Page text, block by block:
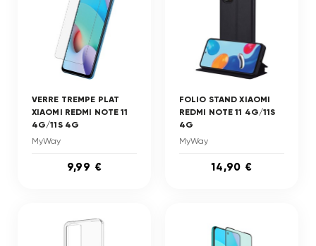
VERRE TREMPE PLAT
XIAOMI REDMI NOTE 11
4G/11S 4G
MyWay
9,99 €
FOLIO STAND XIAOMI
REDMI NOTE 11 4G/11S
4G
MyWay
14,90 €